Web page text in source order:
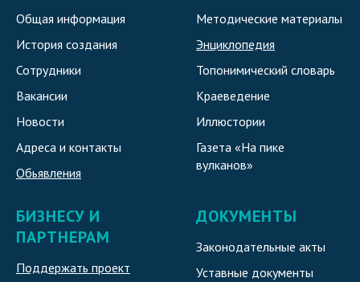
Общая информация
История создания
Сотрудники
Вакансии
Новости
Адреса и контакты
Обьявления
Методические материалы
Энциклопедия
Топонимический словарь
Краеведение
Иллюстории
Газета «На пике
вулканов»
БИЗНЕСУ И
ПАРТНЕРАМ
Поддержать проект
ДОКУМЕНТЫ
Законодательные акты
Уставные документы